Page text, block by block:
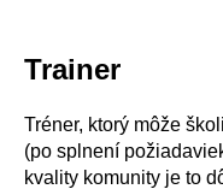
Trainer
Tréner, ktorý môže
(po splnení
kvality komunity je to